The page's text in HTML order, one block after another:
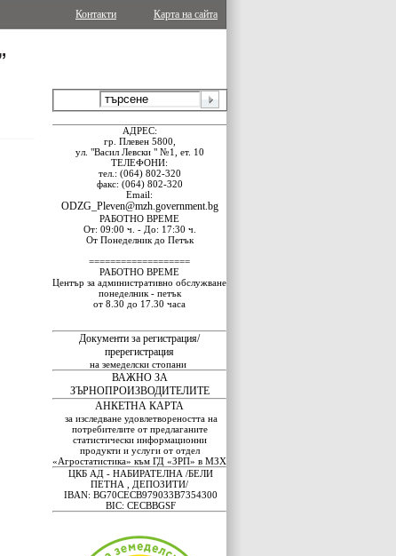
Карта на сайта
Контакти
АДРЕС:
гр. Плевен 5800,
ул. "Васил Левски " №1, ет. 10
ТЕЛЕФОНИ:
тел.: (064) 802-320
факс: (064) 802-320
Email:
ODZG_Pleven@mzh.government.bg
РАБОТНО ВРЕМЕ
От: 09:00 ч. - До: 17:30 ч.
От Понеделник до Петък
===================
РАБОТНО ВРЕМЕ
Център за административно обслужване
понеделник - петък
от 8.30 до 17.30 часа
Документи за регистрация/
пререгистрация
на земеделски стопани
ВАЖНО ЗА
ЗЪРНОПРОИЗВОДИТЕЛИТЕ
АНКЕТНА КАРТА
за изследване удовлетвореността на
потребителите от предлаганите
статистически информационни
продукти и услуги от отдел
«Агростатистика» към ГД «ЗРП» в МЗХ
ЦКБ АД - НАБИРАТЕЛНА /БЕЛИ
ПЕТНА , ДЕПОЗИТИ/
IBAN: BG70CECB979033B7354300
BIC: CECBBGSF